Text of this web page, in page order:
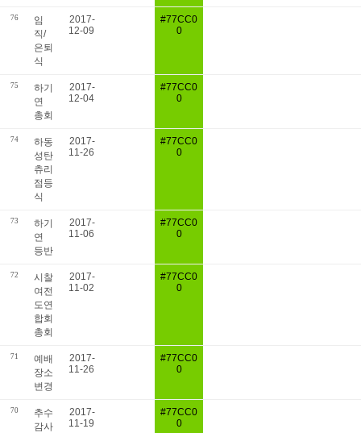
76
임
직/
은퇴
식
2017-
12-09
#77CC0
0
75
하기
연
총회
2017-
12-04
#77CC0
0
74
하동
성탄
츄리
점등
식
2017-
11-26
#77CC0
0
73
하기
연
등반
2017-
11-06
#77CC0
0
72
시찰
여전
도연
합회
총회
2017-
11-02
#77CC0
0
71
예배
장소
변경
2017-
11-26
#77CC0
0
70
추수
감사
2017-
11-19
#77CC0
0